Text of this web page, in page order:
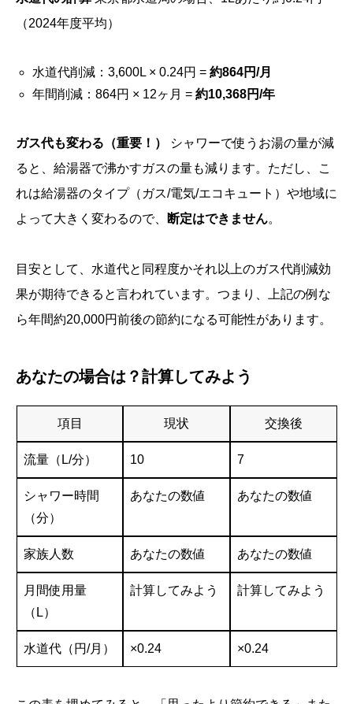
（2024年度平均）
水道代削減：3,600L × 0.24円 = 約864円/月
年間削減：864円 × 12ヶ月 = 約10,368円/年
ガス代も変わる（重要！）
シャワーで使うお湯の量が減
ると、給湯器で沸かすガスの量も減ります。ただし、こ
れは給湯器のタイプ（ガス/電気/エコキュート）や地域に
よって大きく変わるので、
断定はできません。
目安として、水道代と同程度かそれ以上のガス代削減効
果が期待できると言われています。つまり、上記の例な
ら年間約20,000円前後の節約になる可能性があります。
あなたの場合は？計算してみよう
項目 現状 交換後
流量（L/分） 10 7
シャワー時間
（分）
あなたの数値 あなたの数値
家族人数 あなたの数値 あなたの数値
月間使用量
（L）
計算してみよう 計算してみよう
水道代（円/月） ×0.24 ×0.24